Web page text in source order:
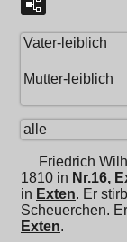
Vater-leiblich
Mutter-leiblich
alle
Friedrich
1810 in Nr.16,
in Exten. Er
Scheuerchen.
Exten.